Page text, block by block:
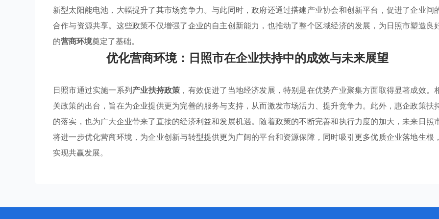
新型太阳能电池，大幅提升了其市场竞争力。与此同时，政府还通过搭建产业协会和创新平台，促进了企业间
合作与资源共享。这些政策不仅增强了企业的自主创新能力，也推动了整个区域经济的发展，为日照市塑造良
的营商环境奠定了基础。
优化营商环境：日照市在企业扶持中的成效与未来展望
日照市通过实施一系列产业扶持政策 ，有效促进了当地经济发展，特别是在优势产业聚集方面取得显著成效。
关政策的出台，旨在为企业提供更为完善的服务与支持，从而激发市场活力、提升竞争力。此外，惠企政策扶
的落实，也为广大企业带来了直接的经济利益和发展机遇。随着政策的不断完善和执行力度的加大，未来日照
将进一步优化营商环境，为企业创新与转型提供更为广阔的平台和资源保障，同时吸引更多优质企业落地生根，
实现共赢发展。